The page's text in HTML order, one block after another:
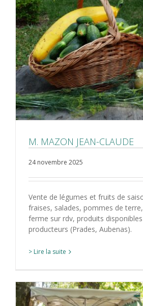
M. MAZON JEAN-CLAUDE
24 novembre 2025
Vente de légumes et fruits de
fraises, salades, pommes de
ferme sur rdv, produits
producteurs (Prades, Aubenas).
> Lire la suite